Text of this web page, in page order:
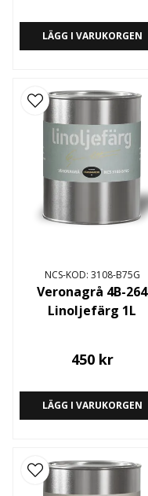
LÄGG I VARUKORGEN
NCS-KOD: 3108-B75G
Veronagrå 4B-264
Linoljefärg 1L
450 kr
LÄGG I VARUKORGEN